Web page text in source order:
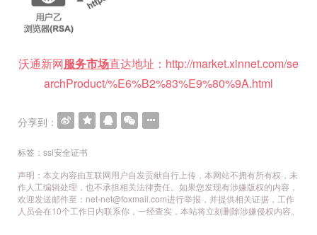
沃通新网服务市场直达地址：http://market.xinnet.com/se
archProduct/%E6%B2%83%E9%80%9A.html
分享到：
标签： ssl安全证书
声明：本文内容由互联网用户自发贡献自行上传，本网站不拥有所有权，未
作人工编辑处理，也不承担相关法律责任。如果您发现有涉嫌版权的内容，
欢迎发送邮件至：net-net@foxmail.com进行举报，并提供相关证据，工作
人员会在10个工作日内联系你，一经查实，本站将立刻删除涉嫌侵权内容。